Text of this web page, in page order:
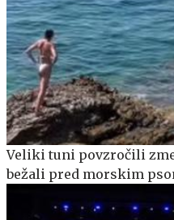
Veliki tuni povzročili
bežali pred morskim